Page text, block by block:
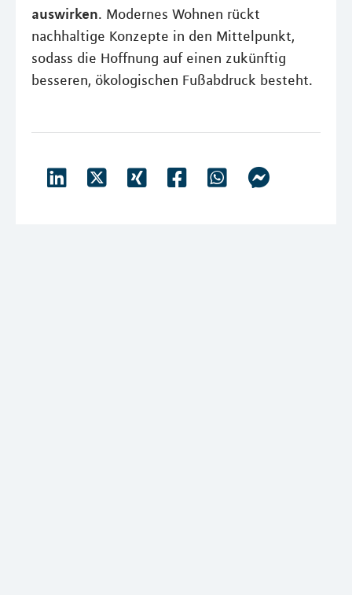
auswirken. Modernes Wohnen rückt
nachhaltige Konzepte in den Mittelpunkt,
sodass die Hoffnung auf einen zukünftig
besseren, ökologischen Fußabdruck besteht.